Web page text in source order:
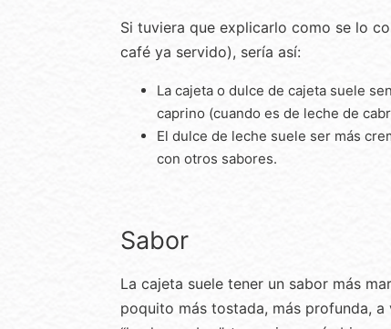
Si tuviera que explicarlo como se lo
café ya servido), sería así:
La cajeta o dulce de cajeta suele
caprino (cuando es de leche de
El dulce de leche suele ser más
con otros sabores.
Sabor
La cajeta suele tener un sabor más
poquito más tostada, más profunda,